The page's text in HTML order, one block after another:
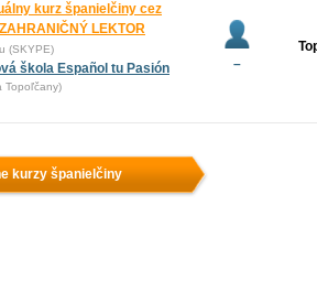
kurz španielčiny cez
LEKTOR
(SKYPE)
škola Español tu Pasión
Topoľčany)
–
kurzy španielčiny